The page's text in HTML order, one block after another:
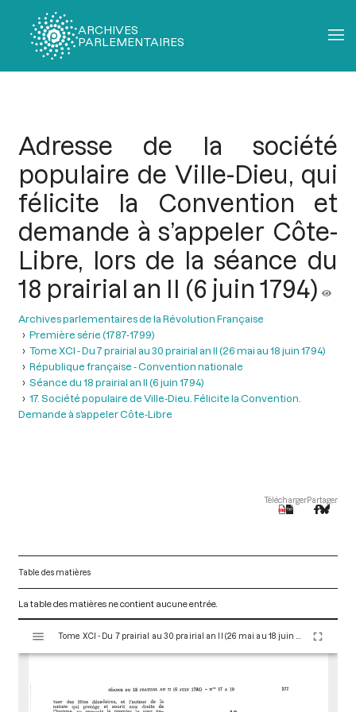
ARCHIVES
PARLEMENTAIRES
Adresse de la société
populaire de Ville-Dieu, qui
félicite la Convention et
demande à s’appeler Côte-
Libre, lors de la séance du
18 prairial an II (6 juin 1794)
Archives parlementaires de la Révolution Française
Première série (1787-1799)
Tome XCI - Du 7 prairial au 30 prairial an II (26 mai au 18 juin 1794)
République française - Convention nationale
Séance du 18 prairial an II (6 juin 1794)
17. Société populaire de Ville-Dieu. Félicite la Convention.
Demande à s’appeler Côte-Libre
TéléchargerPartager
Table des matières
La table des matières ne contient aucune entrée.
s